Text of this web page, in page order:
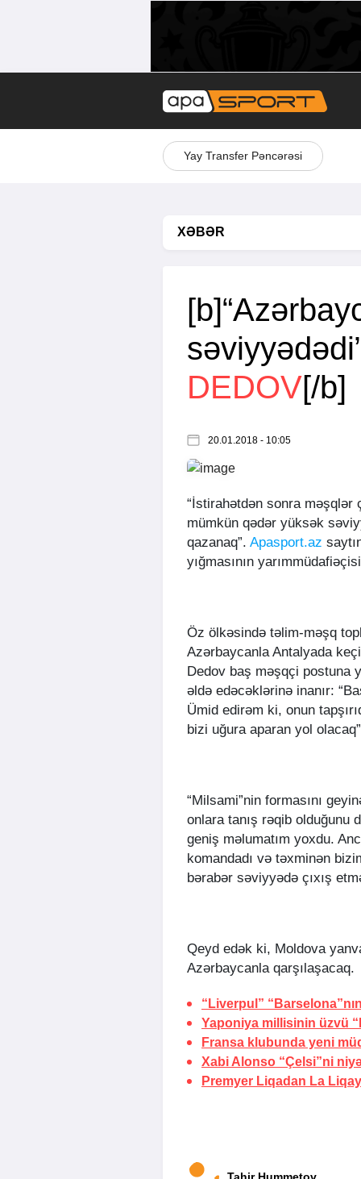
Yay Transfer Pəncərəsi
XƏBƏR
DEDOV[/b]
20.01.2018 - 10:05
“İstirahətdən sonra
mümkün qədər yüksək
qazanaq”. Apasport.az
yığmasının
Öz ölkəsində təlim-məşq
Azərbaycanla Antalyada
Dedov baş məşqçi postuna
əldə edəcəklərinə inanır:
Ümid edirəm ki, onun
bizi uğura aparan yol
“Milsami”nin formasını
onlara tanış rəqib olduğunu
geniş məlumatım yoxdu.
komandadı və təxminən
bərabər səviyyədə çıxış
Qeyd edək ki, Moldova
Azərbaycanla qarşılaşacaq.
“Liverpul”
Yaponiya millisinin üzvü
Fransa klubunda yeni
Xabi Alonso “Çelsi”ni
Premyer Liqadan La
Tahir Hummetov